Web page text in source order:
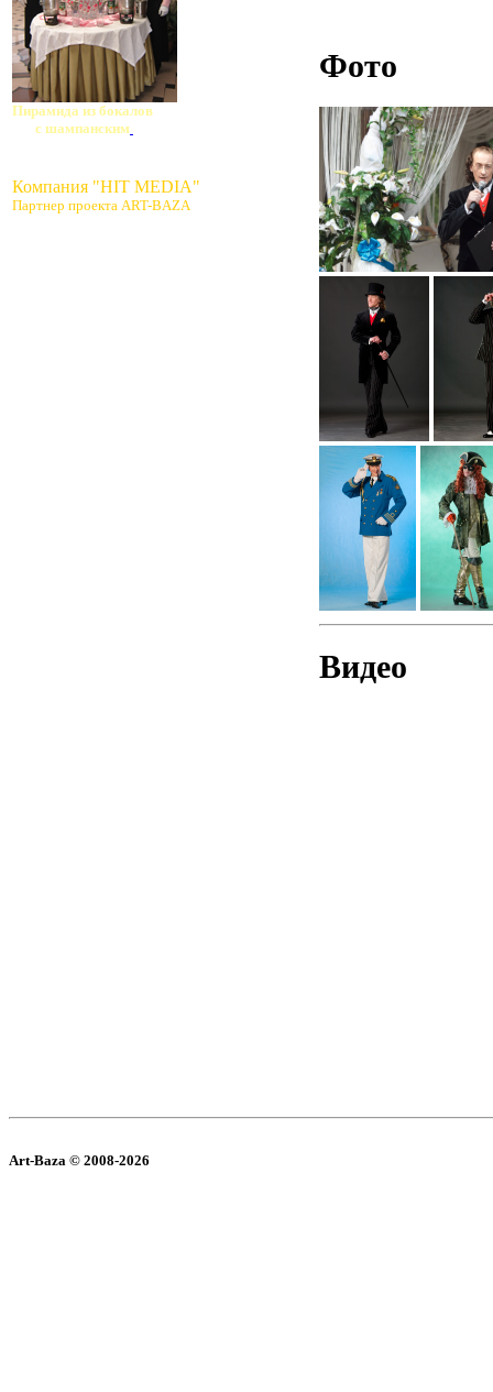
Пирамида из бокалов
с шампанским
Компания "HIT MEDIA"
Партнер проекта ART-BAZA
Фото
Видео
Art-Baza © 2008-2026